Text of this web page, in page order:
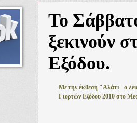
Το
ξεκινούν
Εξόδου.
Με την έκθεση "Αλάτι - ο
Γιορτών Εξόδου 2010 στο